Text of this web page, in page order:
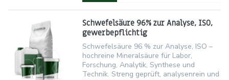
Schwefelsäure 96% zur Analyse, ISO,
gewerbepflichtig
Schwefelsäure 96 % zur Analyse, ISO –
hochreine Mineralsäure für Labor,
Forschung, Analytik, Synthese und
Technik. Streng geprüft, analysenrein und